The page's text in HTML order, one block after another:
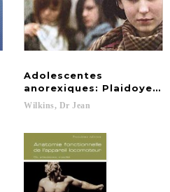
Adolescentes
anorexiques: Plaidoyer
Wilkins, Dr Jean